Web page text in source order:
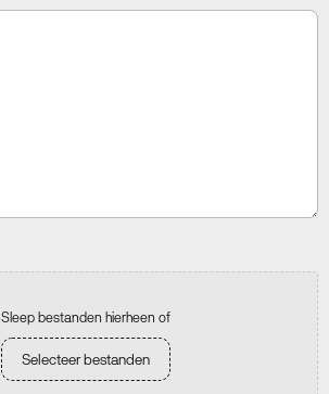
Sleep bestanden hierheen of
Selecteer bestanden